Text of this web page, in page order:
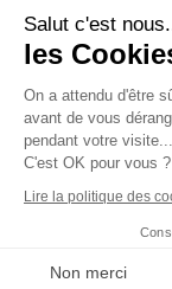
Salut c'est
les
On a attendu d'être
avant de vous
pendant votre visite...
C'est OK pour vous ?
Lire la politique des
Non merci